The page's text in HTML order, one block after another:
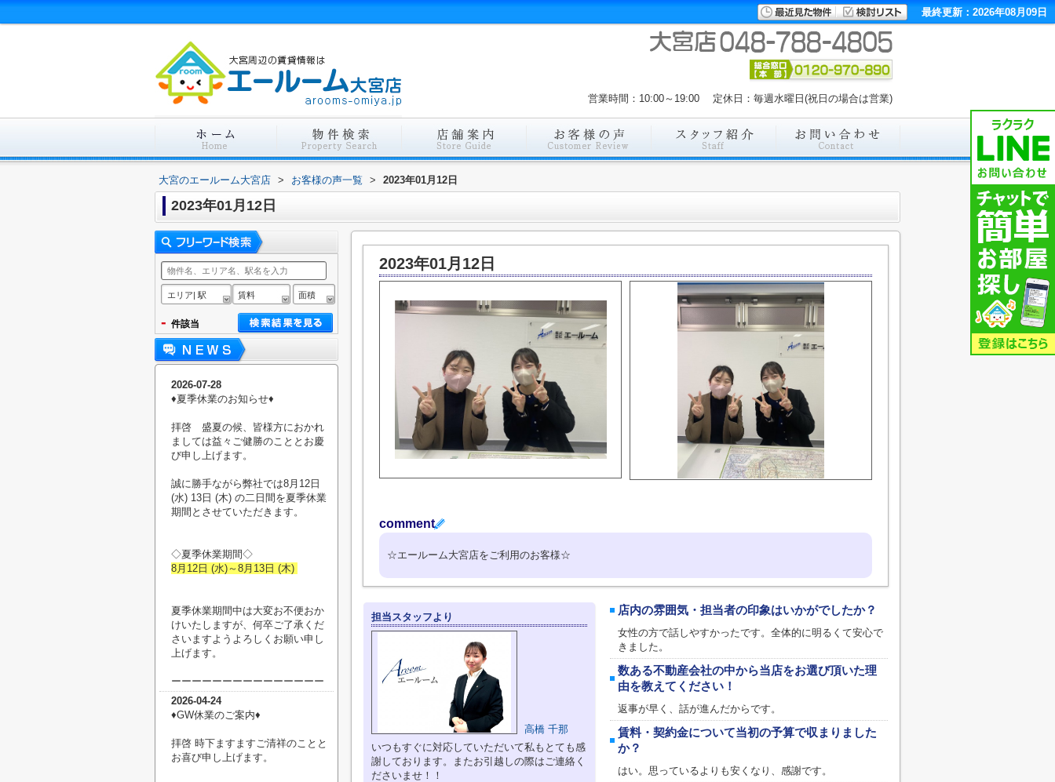
最終更新：2026年08月09日
営業時間：10:00～19:00 定休日：毎週水曜日(祝日の場合は営業)
大宮のエールーム大宮店 > お客様の声一覧 > 2023年01月12日
2023年01月12日
2023年01月12日
comment
☆エールーム大宮店をご利用のお客様☆
担当スタッフより
高橋 千那
いつもすぐに対応していただいて私もとても感
謝しております。またお引越しの際はご連絡く
ださいませ！！
店内の雰囲気・担当者の印象はいかがでしたか？
女性の方で話しやすかったです。全体的に明るくて安心で
きました。
数ある不動産会社の中から当店をお選び頂いた理
由を教えてください！
返事が早く、話が進んだからです。
賃料・契約金について当初の予算で収まりました
か？
はい。思っているよりも安くなり、感謝です。
エリア| 駅 賃料 面積
- 件該当
2026-07-28
♦︎夏季休業のお知らせ♦︎
拝啓 盛夏の候、皆様方におかれ
ましては益々ご健勝のこととお慶
び申し上げます。
誠に勝手ながら弊社では8月12日
(水) 13日 (木) の二日間を夏季休業
期間とさせていただきます。
◇夏季休業期間◇
8月12日 (水)～8月13日 (木)
夏季休業期間中は大変お不便おか
けいたしますが、何卒ご了承くだ
さいますようよろしくお願い申し
上げます。
ーーーーーーーーーーーーーーー
2026-04-24
♦︎GW休業のご案内♦︎
拝啓 時下ますますご清祥のことと
お喜び申し上げます。